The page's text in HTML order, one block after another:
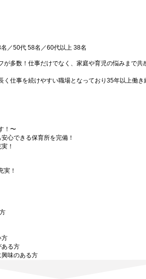
／50代 58名／60代以上 38名
が多数！仕事だけでなく、家庭や育児の悩みまで共
く仕事を続けやすい職場となっており35年以上働き
！〜
心できる保育所を完備！
！
実！
方
ある方
味のある方